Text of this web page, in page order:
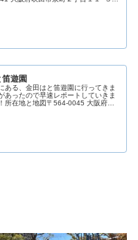
遊園
ある、金田はと笛遊園に行ってきま
あったので早速レポートしていきま
所在地と地図〒564-0045 大阪府吹